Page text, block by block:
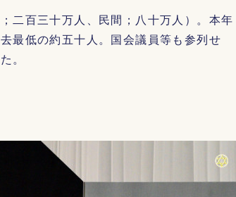
二百三十万人、民間；八十万人）。本年
最低の約五十人。国会議員等も参列せ
。